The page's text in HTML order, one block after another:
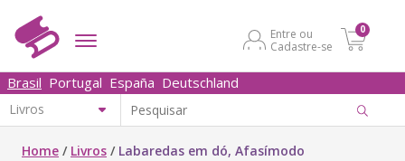
Entre ou
Cadastre-se
0
Brasil Portugal España Deutschland
Home / Livros / Labaredas em dó, Afasímodo